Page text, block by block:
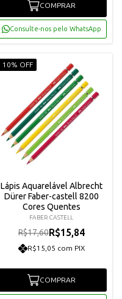
COMPRAR
Consulte-nos pelo WhatsApp
10% OFF
Lápis Aquarelável Albrecht
Dürer Faber-castell 8200
Cores Quentes
FABER CASTELL
R$17,60R$15,84
R$15,05 com PIX
COMPRAR